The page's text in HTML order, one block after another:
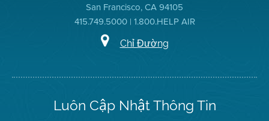
San Francisco, CA 94105
415.749.5000 | 1.800.HELP AIR
Chỉ Đường
Luôn Cập Nhật Thông Tin